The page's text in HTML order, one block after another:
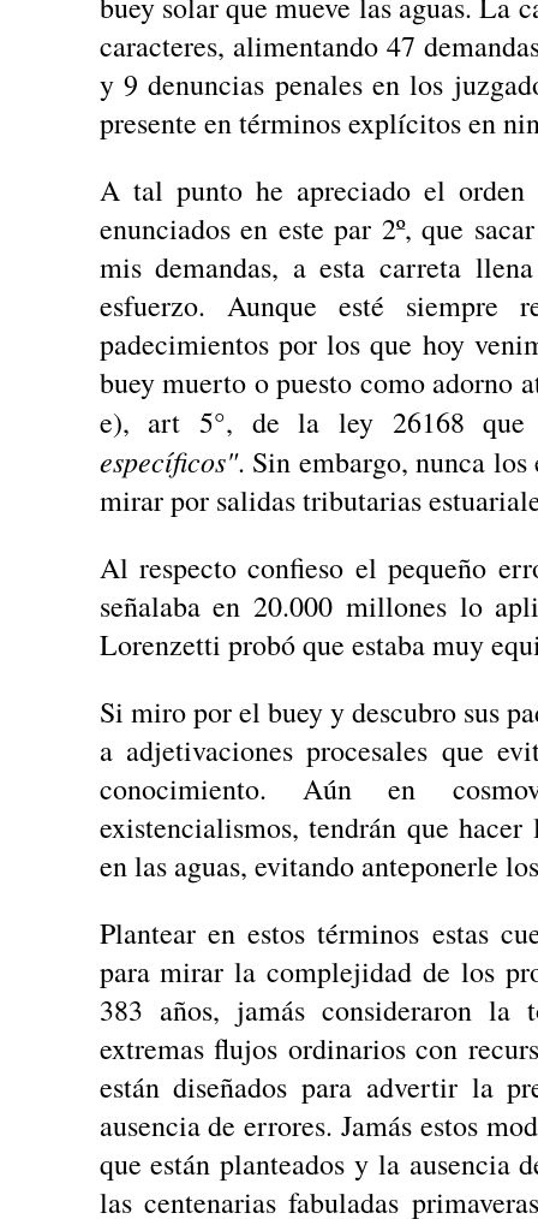
caracteres, alimentando 47
y 9 denuncias penales en los
presente en términos explícitos en
A tal punto he apreciado el
enunciados en este par 2º, que
mis demandas, a esta carreta
esfuerzo. Aunque esté siempre
padecimientos por los que hoy
buey muerto o puesto como adorno
e), art 5°, de la ley 26168 que
específicos". Sin embargo, nunca los
mirar por salidas tributarias
Al respecto confieso el pequeño
señalaba en 20.000 millones lo
Lorenzetti probó que estaba muy
Si miro por el buey y descubro sus
a adjetivaciones procesales que
conocimiento. Aún en
existencialismos, tendrán que
en las aguas, evitando anteponerle
Plantear en estos términos estas
para mirar la complejidad de los
383 años, jamás consideraron la
extremas flujos ordinarios con
están diseñados para advertir la
ausencia de errores. Jamás estos
que están planteados y la ausencia
las centenarias fabuladas